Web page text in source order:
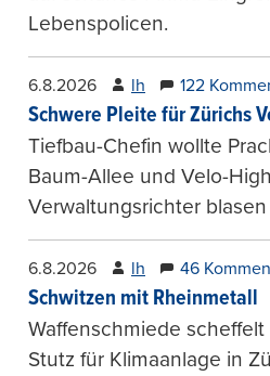
Lebenspolicen.
6.8.2026 lh 122
Schwere Pleite für Zürichs
Tiefbau-Chefin wollte
Baum-Allee und Velo-
Verwaltungsrichter
6.8.2026 lh 46
Schwitzen mit Rheinmetall
Waffenschmiede
Stutz für Klimaanlage in